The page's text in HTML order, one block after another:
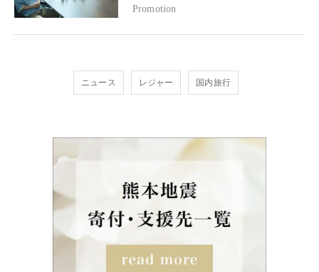
Promotion
ニュース レジャー 国内旅行